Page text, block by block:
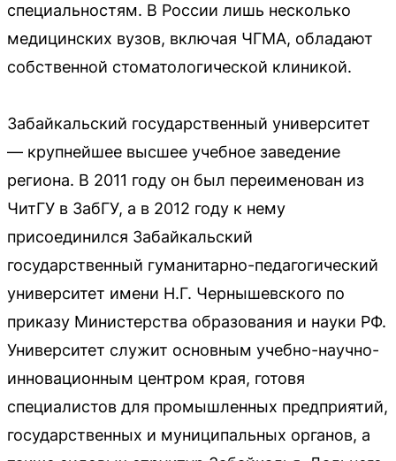
специальностям. В России лишь несколько
медицинских вузов, включая ЧГМА, обладают
собственной стоматологической клиникой.
Забайкальский государственный университет
— крупнейшее высшее учебное заведение
региона. В 2011 году он был переименован из
ЧитГУ в ЗабГУ, а в 2012 году к нему
присоединился Забайкальский
государственный гуманитарно-педагогический
университет имени Н.Г. Чернышевского по
приказу Министерства образования и науки РФ.
Университет служит основным учебно-научно-
инновационным центром края, готовя
специалистов для промышленных предприятий,
государственных и муниципальных органов, а